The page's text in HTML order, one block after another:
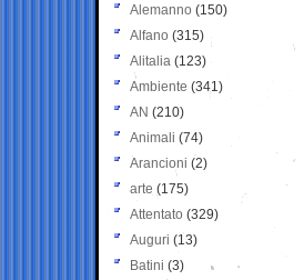
Alemanno (150)
Alfano (315)
Alitalia (123)
Ambiente (341)
AN (210)
Animali (74)
Arancioni (2)
arte (175)
Attentato (329)
Auguri (13)
Batini (3)